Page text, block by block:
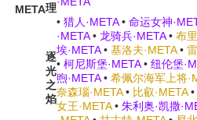
META理
逐
光
之
焰
• 猎人·META• 命运女神
·META• 龙骑兵·META• 布
埃·META• 基洛夫·META•
• 柯尼斯堡·META• 纽伦堡
煦·META• 希佩尔海军上将
奈森瑙·META• 比叡·META•
女王·META• 朱利奥·凯撒